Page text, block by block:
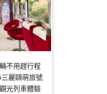
不用趕行程
麗鷗萌旅號
光列車體驗